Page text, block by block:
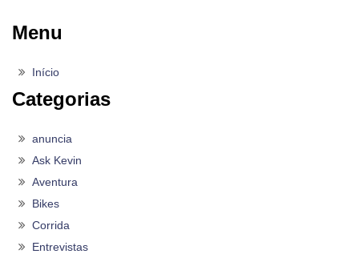
Menu
Início
Categorias
anuncia
Ask Kevin
Aventura
Bikes
Corrida
Entrevistas